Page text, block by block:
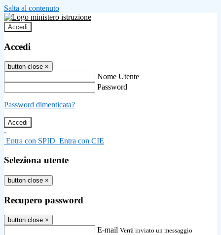
Salta al contenuto
Accedi
Accedi
button close ×
Nome Utente
Password
Password dimenticata?
-
Entra con SPID Entra con CIE
Seleziona utente
button close ×
Recupero password
button close ×
E-mail Verrà inviato un messaggio